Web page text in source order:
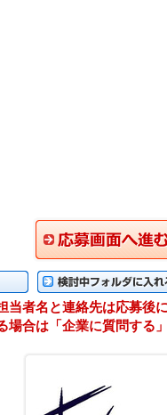
応募画面に進む
検検討中フォルダに入れる
当者名と連絡先は応募後に
場合は「企業に質問する